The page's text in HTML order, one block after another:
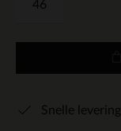
46
Snelle levering